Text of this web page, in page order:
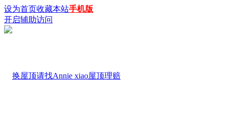
设为首页收藏本站手机版
开启辅助访问